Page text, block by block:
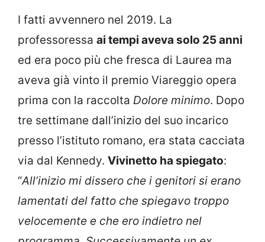
I fatti avvennero nel 2019. La
professoressa ai tempi aveva solo 25 anni
ed era poco più che fresca di Laurea ma
aveva già vinto il premio Viareggio opera
prima con la raccolta Dolore minimo. Dopo
tre settimane dall’inizio del suo incarico
presso l’istituto romano, era stata cacciata
via dal Kennedy. Vivinetto ha spiegato:
“All’inizio mi dissero che i genitori si erano
lamentati del fatto che spiegavo troppo
velocemente e che ero indietro nel